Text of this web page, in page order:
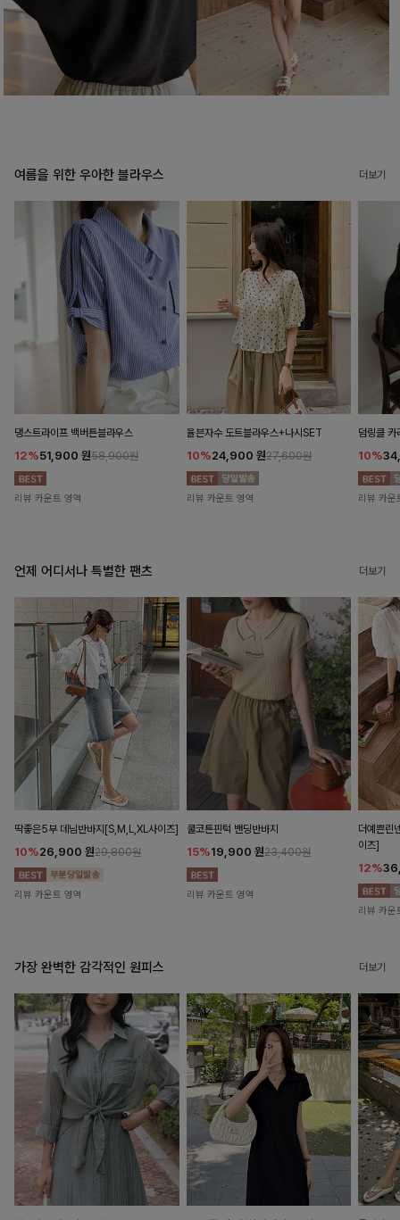
여름을 위한 우아한 블라우스 더보기
댕스트라이프 백버튼블라우스
12%51,900 원58,900원
리뷰 카운트 영역
율븐자수 도트블라우스+나시SET
10%24,900 원27,600원
리뷰 카운트 영역
덤링클 카
10%
리뷰 카운
언제 어디서나 특별한 팬츠 더보기
딱좋은5부 데님반바지[S,M,L,XL사이즈]
10%26,900 원29,800원
리뷰 카운트 영역
쿨코튼핀턱 밴딩반바지
15%19,900 원23,400원
리뷰 카운트 영역
더예쁜린
이즈]
12%
리뷰 카운
가장 완벽한 감각적인 원피스 더보기